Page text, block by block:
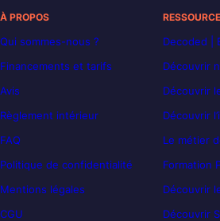
À PROPOS
Qui sommes-nous ?
Financements et tarifs
Avis
Règlement intérieur
FAQ
Politique de confidentialité
Mentions légales
CGU
Decoded |
Découvrir
Découvrir
Découvrir
Le métier
Formation
Découvrir
Découvrir